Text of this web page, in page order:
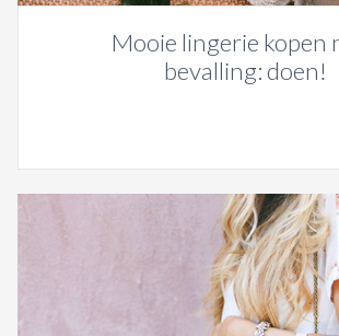
Mooie lingerie kopen
bevalling: doen!